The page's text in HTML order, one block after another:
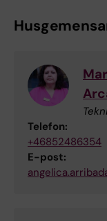
Telefon:
+46852486354
E-post: